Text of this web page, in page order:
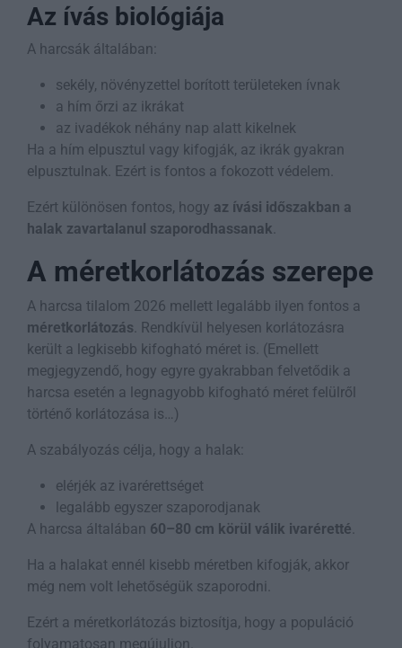
Az ívás biológiája
A harcsák általában:
sekély, növényzettel borított területeken ívnak
a hím őrzi az ikrákat
az ivadékok néhány nap alatt kikelnek
Ha a hím elpusztul vagy kifogják, az ikrák gyakran
elpusztulnak. Ezért is fontos a fokozott védelem.
Ezért különösen fontos, hogy az ívási időszakban a
halak zavartalanul szaporodhassanak
A méretkorlátozás szerepe
A harcsa tilalom 2026 mellett legalább ilyen fontos a
méretkorlátozás . Rendkívül helyesen korlátozásra
került a legkisebb kifogható méret is. (Emellett
megjegyzendő, hogy egyre gyakrabban felvetődik a
harcsa esetén a legnagyobb kifogható méret felülről
történő korlátozása is…)
A szabályozás célja, hogy a halak:
elérjék az ivarérettséget
legalább egyszer szaporodjanak
A harcsa általában 60–80 cm körül válik ivaréretté
Ha a halakat ennél kisebb méretben kifogják, akkor
még nem volt lehetőségük szaporodni.
Ezért a méretkorlátozás biztosítja, hogy a populáció
folyamatosan megújuljon.